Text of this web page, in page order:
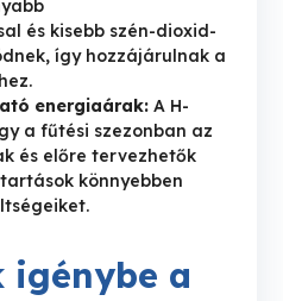
és kisebb szén-dioxid-
így hozzájárulnak a
energiaárak:A H-
a fűtési szezonban az
és előre tervezhetők
könnyebben
igénybe a